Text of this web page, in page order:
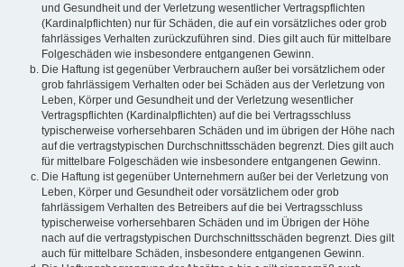
und Gesundheit und der Verletzung wesentlicher Vertragspflichten
(Kardinalpflichten) nur für Schäden, die auf ein vorsätzliches oder grob
fahrlässiges Verhalten zurückzuführen sind. Dies gilt auch für mittelbare
Folgeschäden wie insbesondere entgangenen Gewinn.
Die Haftung ist gegenüber Verbrauchern außer bei vorsätzlichem oder
grob fahrlässigem Verhalten oder bei Schäden aus der Verletzung von
Leben, Körper und Gesundheit und der Verletzung wesentlicher
Vertragspflichten (Kardinalpflichten) auf die bei Vertragsschluss
typischerweise vorhersehbaren Schäden und im übrigen der Höhe nach
auf die vertragstypischen Durchschnittsschäden begrenzt. Dies gilt auch
für mittelbare Folgeschäden wie insbesondere entgangenen Gewinn.
Die Haftung ist gegenüber Unternehmern außer bei der Verletzung von
Leben, Körper und Gesundheit oder vorsätzlichem oder grob
fahrlässigem Verhalten des Betreibers auf die bei Vertragsschluss
typischerweise vorhersehbaren Schäden und im Übrigen der Höhe
nach auf die vertragstypischen Durchschnittsschäden begrenzt. Dies gilt
auch für mittelbare Schäden, insbesondere entgangenen Gewinn.